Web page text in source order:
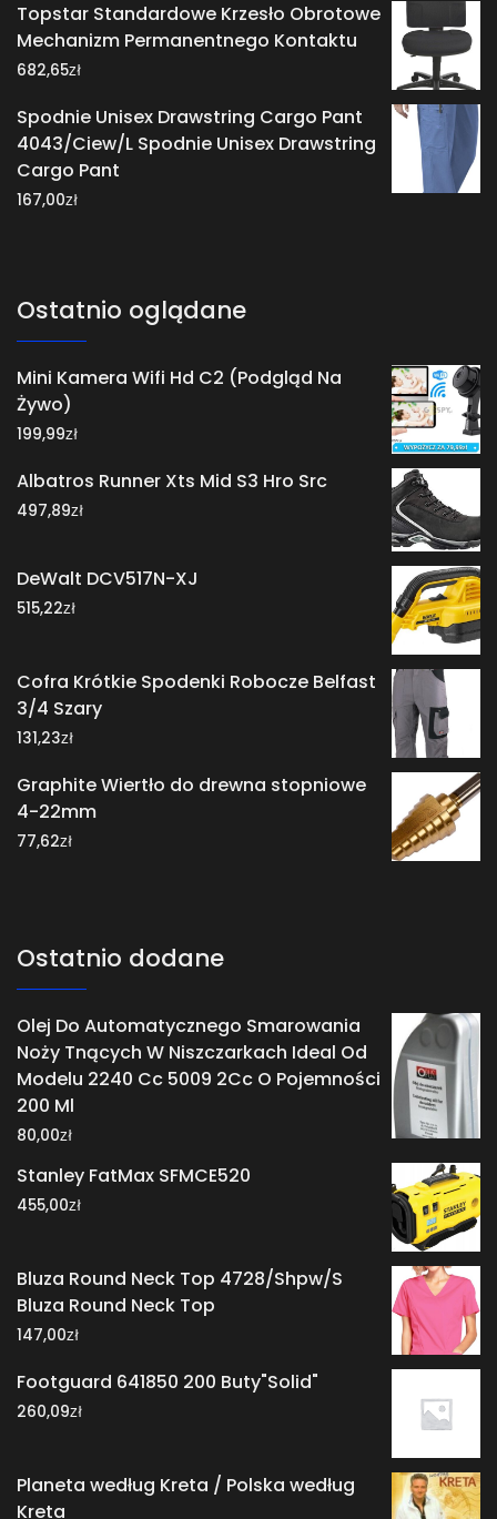
Topstar Standardowe Krzesło Obrotowe
Mechanizm Permanentnego Kontaktu
682,65zł
Spodnie Unisex Drawstring Cargo Pant
4043/Ciew/L Spodnie Unisex Drawstring
Cargo Pant
167,00zł
Ostatnio oglądane
Mini Kamera Wifi Hd C2 (Podgląd Na
Żywo)
199,99zł
Albatros Runner Xts Mid S3 Hro Src
497,89zł
DeWalt DCV517N-XJ
515,22zł
Cofra Krótkie Spodenki Robocze Belfast
3/4 Szary
131,23zł
Graphite Wiertło do drewna stopniowe
4-22mm
77,62zł
Ostatnio dodane
Olej Do Automatycznego Smarowania
Noży Tnących W Niszczarkach Ideal Od
Modelu 2240 Cc 5009 2Cc O Pojemności
200 Ml
80,00zł
Stanley FatMax SFMCE520
455,00zł
Bluza Round Neck Top 4728/Shpw/S
Bluza Round Neck Top
147,00zł
Footguard 641850 200 Buty"Solid"
260,09zł
Planeta według Kreta / Polska według
Kreta